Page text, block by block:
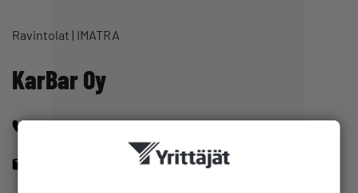
Ravintolat | IMATRA
KarBar Oy
rautionkulma@pp.inet.fi